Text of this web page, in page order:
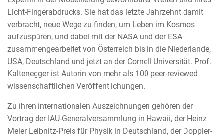
Licht-Fingerabdrucks. Sie hat das letzte Jahrzehnt damit
verbracht, neue Wege zu finden, um Leben im Kosmos
aufzuspüren, und dabei mit der NASA und der ESA
zusammengearbeitet von Österreich bis in die Niederlande,
USA, Deutschland und jetzt an der Cornell Universität. Prof.
Kaltenegger ist Autorin von mehr als 100 peer-reviewed
wissenschaftlichen Veröffentlichungen.
Zu ihren internationalen Auszeichnungen gehören der
Vortrag der IAU-Generalversammlung in Hawaii, der Heinz
Meier Leibnitz-Preis für Physik in Deutschland, der Doppler-